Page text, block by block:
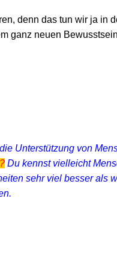
denn das tun wir ja in
ganz neuen
Unterstützung von
Du kennst vielleicht
sehr viel besser als